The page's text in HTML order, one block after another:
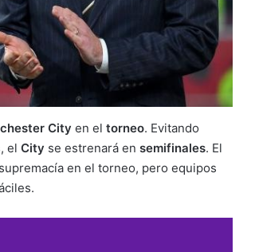
City en el torneo. Evitando
el City se estrenará en semifinales. El
en el torneo, pero equipos